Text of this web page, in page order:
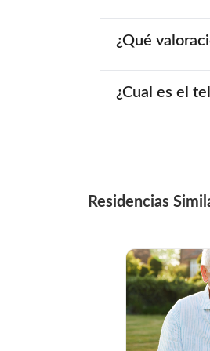
¿Qué
¿Cual es el
Residencias